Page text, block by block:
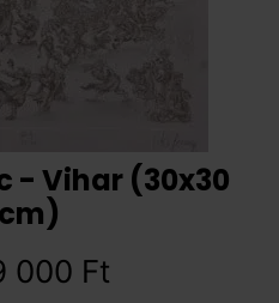
- Vihar (30x30
cm)
000 Ft